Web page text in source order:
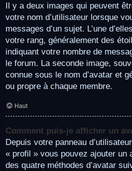
Il y a deux images qui peuvent
votre nom d’utilisateur lorsque
messages d’un sujet. L’une
votre rang, généralement des
indiquant votre nombre de
le forum. La seconde image,
connue sous le nom d’avatar et
ou propre à chaque membre.
Haut
Comment puis-je afficher un
Depuis votre panneau
« profil » vous pouvez ajouter un
des quatre méthodes d’avatar